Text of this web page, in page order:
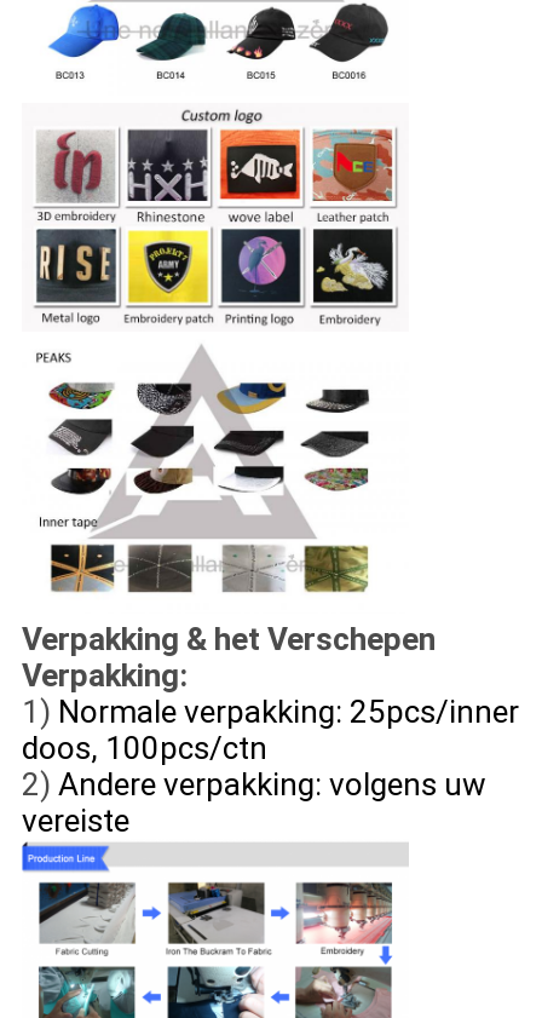
Verpakking & het Verschepen
Verpakking:
1) Normale verpakking: 25pcs/inner
doos, 100pcs/ctn
2) Andere verpakking: volgens uw
vereiste